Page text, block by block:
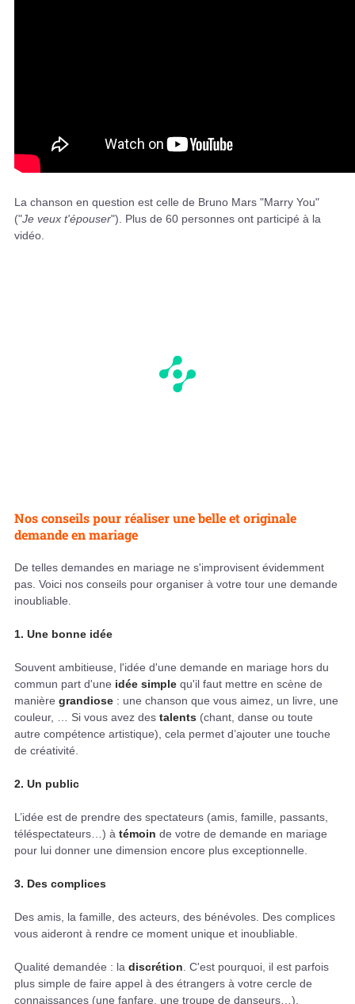
La chanson en question est celle de Bruno Mars "Marry You"
("Je veux t'épouser"). Plus de 60 personnes ont participé à la
vidéo.
Nos conseils pour réaliser une belle et originale
demande en mariage
De telles demandes en mariage ne s'improvisent évidemment
pas. Voici nos conseils pour organiser à votre tour une demande
inoubliable.
1. Une bonne idée
Souvent ambitieuse, l'idée d'une demande en mariage hors du
commun part d'une idée simple qu'il faut mettre en scène de
manière grandiose : une chanson que vous aimez, un livre, une
couleur, … Si vous avez des talents (chant, danse ou toute
autre compétence artistique), cela permet d’ajouter une touche
de créativité.
2. Un public
L’idée est de prendre des spectateurs (amis, famille, passants,
téléspectateurs…) à témoin de votre de demande en mariage
pour lui donner une dimension encore plus exceptionnelle.
3. Des complices
Des amis, la famille, des acteurs, des bénévoles. Des complices
vous aideront à rendre ce moment unique et inoubliable.
Qualité demandée : la discrétion . C'est pourquoi, il est parfois
plus simple de faire appel à des étrangers à votre cercle de
connaissances (une fanfare, une troupe de danseurs…).